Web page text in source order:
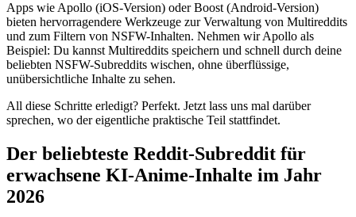
Apps wie Apollo (iOS-Version) oder Boost (Android-Version)
bieten hervorragendere Werkzeuge zur Verwaltung von Multireddits
und zum Filtern von NSFW-Inhalten. Nehmen wir Apollo als
Beispiel: Du kannst Multireddits speichern und schnell durch deine
beliebten NSFW-Subreddits wischen, ohne überflüssige,
unübersichtliche Inhalte zu sehen.
All diese Schritte erledigt? Perfekt. Jetzt lass uns mal darüber
sprechen, wo der eigentliche praktische Teil stattfindet.
Der beliebteste Reddit-Subreddit für
erwachsene KI-Anime-Inhalte im Jahr
2026